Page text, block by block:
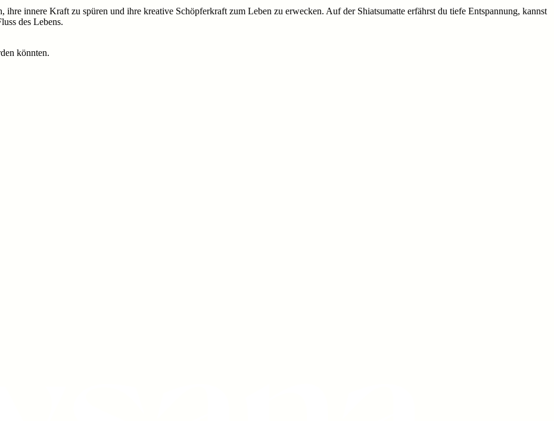
innere Kraft zu spüren und ihre kreative Schöpferkraft zum Leben zu erwecken. Auf der Shiatsumatte erfährst du tiefe Entspannung, kannst
des Lebens.
könnten.